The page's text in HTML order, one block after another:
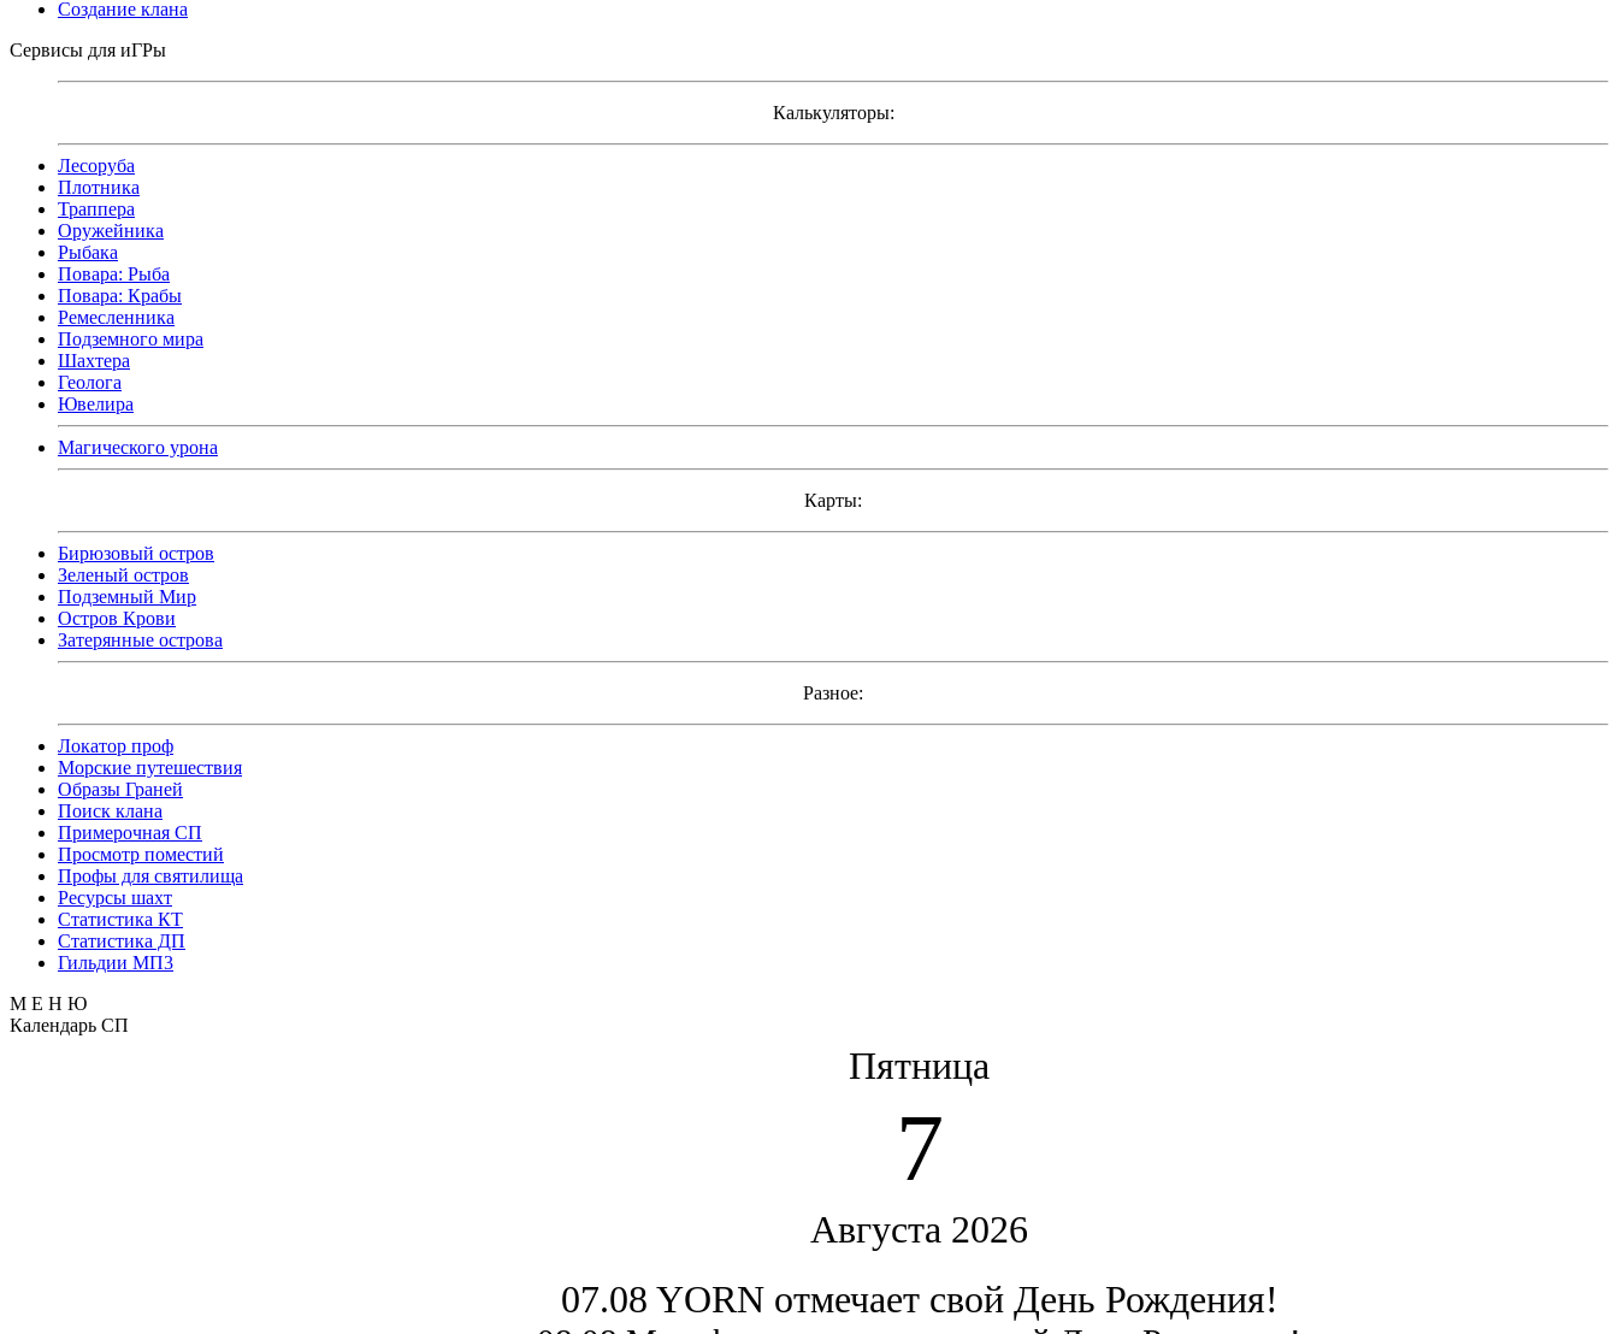
Создание клана
Сервисы для иГРы
Калькуляторы:
Лесоруба
Плотника
Траппера
Оружейника
Рыбака
Повара: Рыба
Повара: Крабы
Ремесленника
Подземного мира
Шахтера
Геолога
Ювелира
Магического урона
Карты:
Бирюзовый остров
Зеленый остров
Подземный Мир
Остров Крови
Затерянные острова
Разное:
Локатор проф
Морские путешествия
Образы Граней
Поиск клана
Примерочная СП
Просмотр поместий
Профы для святилища
Ресурсы шахт
Статистика КТ
Статистика ДП
Гильдии МП3
М Е Н Ю
Календарь СП
Пятница
7
Августа 2026
07.08 YORN отмечает свой День Рождения!